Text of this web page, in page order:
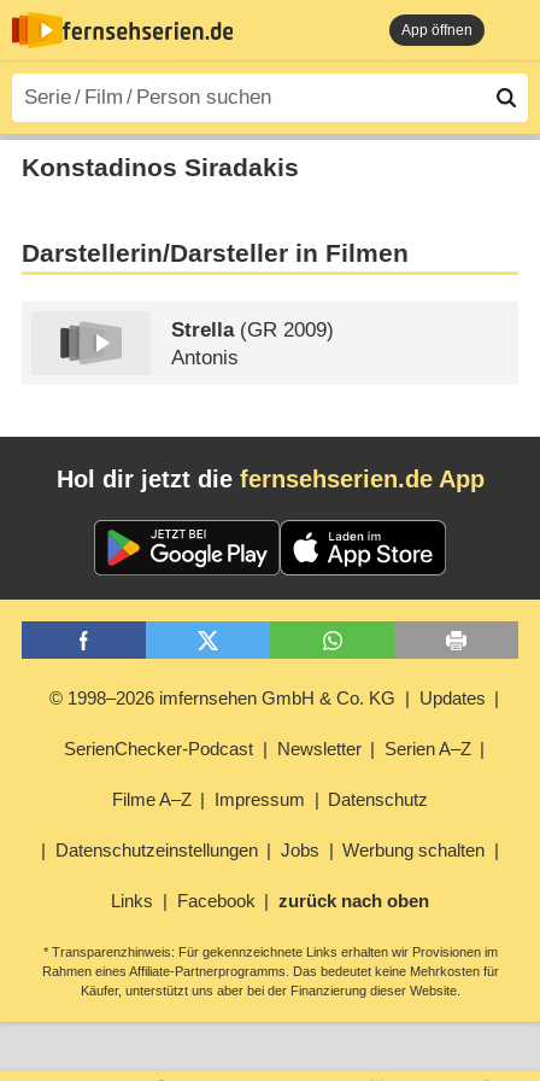
App öffnen
Konstadinos Siradakis
Darstellerin/Darsteller in Filmen
Strella(GR 2009)
Antonis
Hol dir jetzt die fernsehserien.de App
© 1998–2026 imfernsehen GmbH & Co. KG Updates
SerienChecker-Podcast Newsletter Serien A–Z
Filme A–Z Impressum Datenschutz
Datenschutzeinstellungen Jobs Werbung schalten
Links Facebook zurück nach oben
* Transparenzhinweis: Für gekennzeichnete Links erhalten wir Provisionen im
Rahmen eines Affiliate-Partnerprogramms. Das bedeutet keine Mehrkosten für
Käufer, unterstützt uns aber bei der Finanzierung dieser Website.